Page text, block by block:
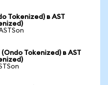
Tokenized) в AST
Tokenized) в AST